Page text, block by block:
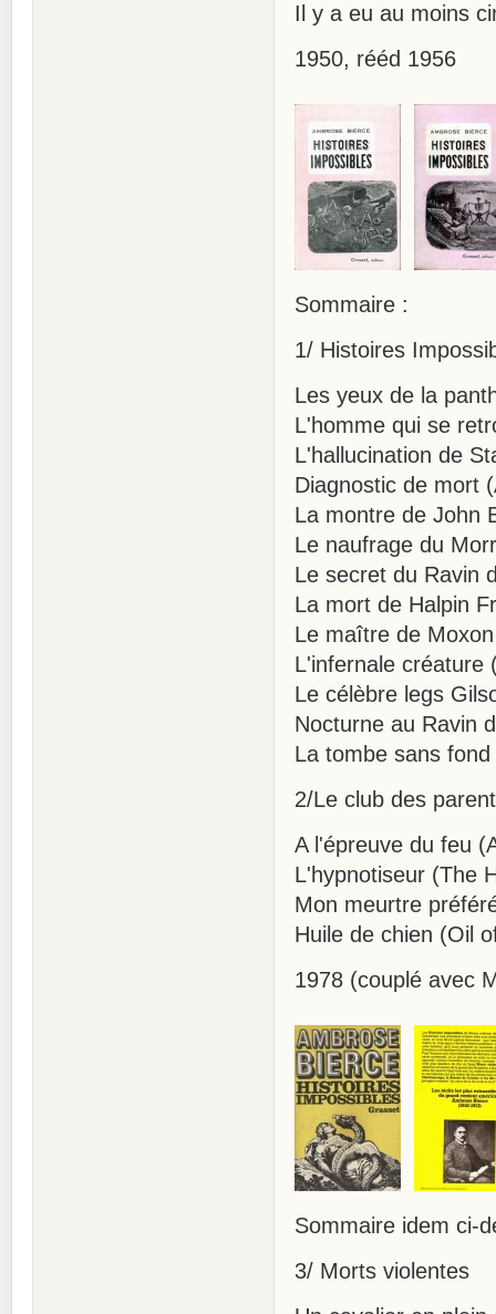
Il y a eu au moins
1950, rééd 1956
Sommaire :
1/ Histoires
Les yeux de la
L'homme qui se
L'hallucination de
Diagnostic de mort
La montre de John
Le naufrage du
Le secret du Ravin
La mort de Halpin
Le maître de
L'infernale créature
Le célèbre legs
Nocturne au Ravin
La tombe sans
2/Le club des
A l'épreuve du feu
L'hypnotiseur (The
Mon meurtre
Huile de chien (Oil
1978 (couplé avec
Sommaire idem ci-
3/ Morts violentes